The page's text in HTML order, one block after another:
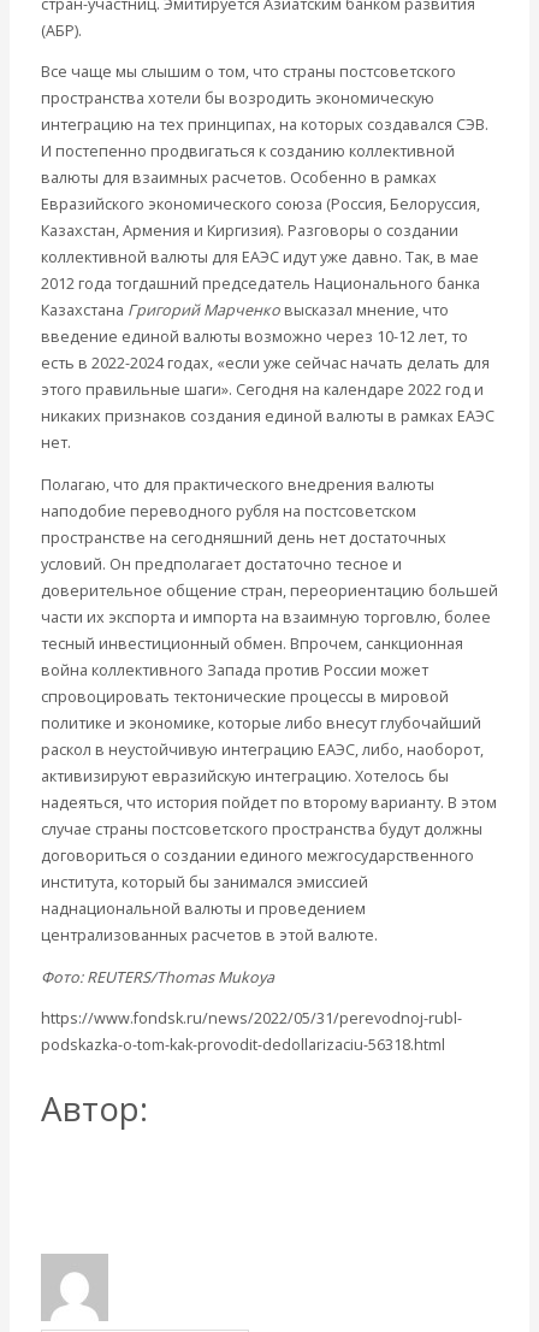
(АБР).
Все чаще мы слышим о том, что страны постсоветского
пространства хотели бы возродить экономическую
интеграцию на тех принципах, на которых создавался СЭВ.
И постепенно продвигаться к созданию коллективной
валюты для взаимных расчетов. Особенно в рамках
Евразийского экономического союза (Россия, Белоруссия,
Казахстан, Армения и Киргизия). Разговоры о создании
коллективной валюты для ЕАЭС идут уже давно. Так, в мае
2012 года тогдашний председатель Национального банка
Казахстана Григорий Марченковысказал мнение, что
введение единой валюты возможно через 10-12 лет, то
есть в 2022-2024 годах, «если уже сейчас начать делать для
этого правильные шаги». Сегодня на календаре 2022 год и
никаких признаков создания единой валюты в рамках ЕАЭС
нет.
Полагаю, что для практического внедрения валюты
наподобие переводного рубля на постсоветском
пространстве на сегодняшний день нет достаточных
условий. Он предполагает достаточно тесное и
доверительное общение стран, переориентацию большей
части их экспорта и импорта на взаимную торговлю, более
тесный инвестиционный обмен. Впрочем, санкционная
война коллективного Запада против России может
спровоцировать тектонические процессы в мировой
политике и экономике, которые либо внесут глубочайший
раскол в неустойчивую интеграцию ЕАЭС, либо, наоборот,
активизируют евразийскую интеграцию. Хотелось бы
надеяться, что история пойдет по второму варианту. В этом
случае страны постсоветского пространства будут должны
договориться о создании единого межгосударственного
института, который бы занимался эмиссией
наднациональной валюты и проведением
централизованных расчетов в этой валюте.
Фото: REUTERS/Thomas Mukoya
https://www.fondsk.ru/news/2022/05/31/perevodnoj-rubl-
podskazka-o-tom-kak-provodit-dedollarizaciu-56318.html
Автор: